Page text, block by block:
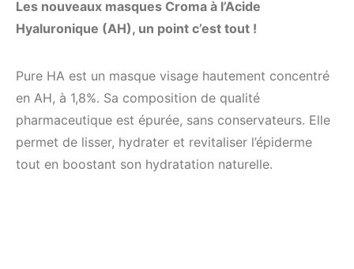
Les nouveaux masques Croma à l’Acide
Hyaluronique (AH), un point c’est tout !
Pure HA est un masque visage hautement concentré
en AH, à 1,8%. Sa composition de qualité
pharmaceutique est épurée, sans conservateurs. Elle
permet de lisser, hydrater et revitaliser l’épiderme
tout en boostant son hydratation naturelle.